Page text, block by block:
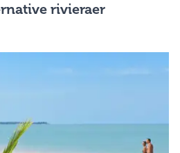
rivieraer